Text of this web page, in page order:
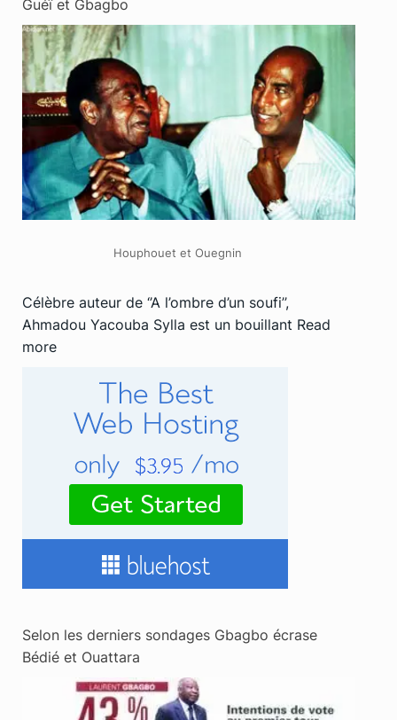
Guéï et Gbagbo
Houphouet et Ouegnin
Célèbre auteur de ‘’A l’ombre d’un soufi’’,
Ahmadou Yacouba Sylla est un bouillant Read
more
Selon les derniers sondages Gbagbo écrase
Bédié et Ouattara